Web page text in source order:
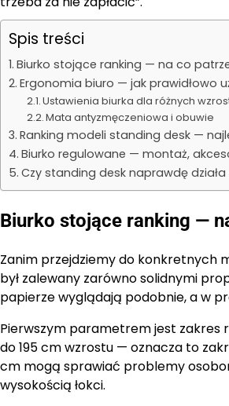
Spis treści
Biurko stojące ranking — na co
Ergonomia biuro — jak prawidłowo
Ustawienia biurka dla różnych
Mata antyzmęczeniowa i obuwie
Ranking modeli standing desk —
Biurko regulowane — montaż,
Czy standing desk naprawdę
Biurko stojące ranking —
Zanim przejdziemy do konkretnych
był zalewany zarówno solidnymi
papierze wyglądają podobnie, a w
Pierwszym parametrem jest zakres
do 195 cm wzrostu — oznacza to
cm mogą sprawiać problemy
wysokością łokci.